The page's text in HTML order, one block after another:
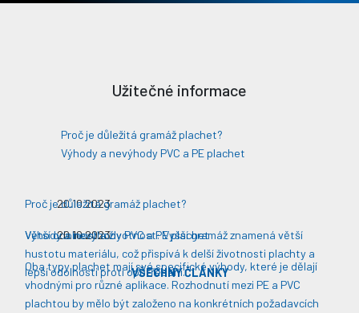
Užitečné informace
Proč je důležitá gramáž plachet?
Výhody a nevýhody PVC a PE plachet
Proč je důležitá gramáž plachet?
Větší odolnost a životnost: Vyšší gramáž znamená větší
hustotu materiálu, což přispívá k delší životnosti plachty a
lepší odolnosti proti opotřebení​​.
20.10.2023
Výhody a nevýhody PVC a PE plachet
Oba typy plachet mají své specifické výhody, které je dělají
vhodnými pro různé aplikace. Rozhodnutí mezi PE a PVC
plachtou by mělo být založeno na konkrétních požadavcích
20.10.2023
VŠECHNY ČLÁNKY